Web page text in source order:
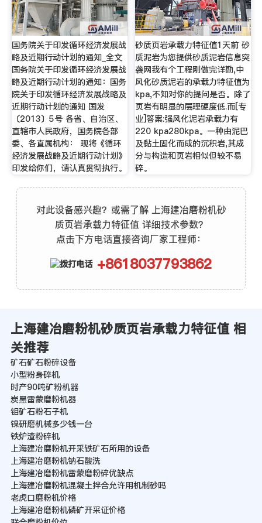
国务院关于印发循环经济发展战
略及近期行动计划的通知_全文
国务院关于印发循环经济发展战
略及近期行动计划的通知：国务
院关于印发循环经济发展战略及
近期行动计划的通知 国发
〔2013〕5号 各省、自治区、
直辖市人民政府，国务院各部
委、各直属机构： 现将《循环
经济发展战略及近期行动计划》
印发给你们，请认真贯彻执行。
砂质页岩承载力特征值1天前 砂
质泥岩为您提供砂质泥岩信息突
袭网我有个工程刚做完详勘,中
风化砂质泥岩的承载力特征值为
kpa,不知对你的提问是否。除了
页岩有明显的层理硬度低.而[专
业]答案:强风化泥岩承载力有
220 kpa280kpa。一种由泥巴
及黏土固化而成的沉积岩,其成
分与构造和页岩相似但较不易
碎。
对此设备感兴趣？或需了解 上海建冶磨粉机砂
质页岩承载力特征值 详细技术参数？
点击下方电话直接咨询厂家工程师：
+8618037793862
上海建冶磨粉机砂质页岩承载力特征值 相
关推荐
矿石矿石粉碎设备
小型粉身碎机
时产90吨矿粉机器
炭黑雷蒙磨粉机器
钼矿石粉石子机
镍研磨机械多少钱一台
铁炉渣粉碎机
上海建冶磨粉机开采铁矿石所用的设备
上海建冶磨粉机钠石酸洗
上海建冶磨粉机雷蒙磨粉碎优缺点
上海建冶磨粉机混凝土拌合允许用机制砂吗
老虎口磨粉机价格
上海建冶磨粉机磷矿开采证价格